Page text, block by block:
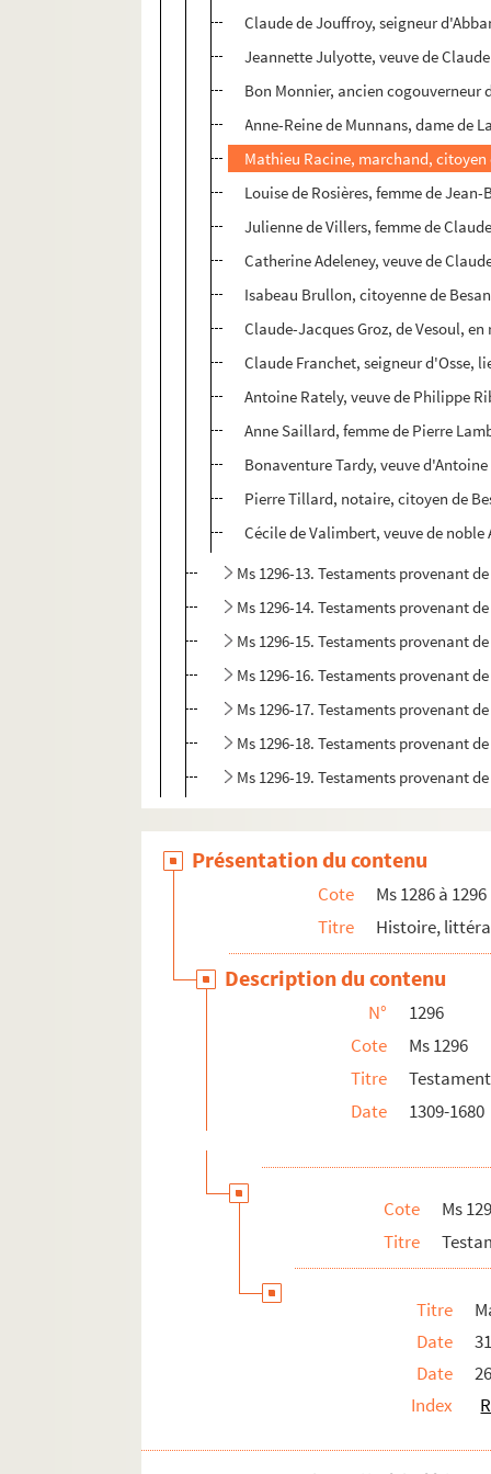
Claude de Jouffroy, seigneur
Jeannette Julyotte, veuve de
Bon Monnier, ancien cogouverneur
Anne-Reine de Munnans, dame de
Mathieu Racine, marchand, citoyen
Louise de Rosières, femme de
Julienne de Villers, femme de
Catherine Adeleney, veuve de
Isabeau Brullon, citoyenne de
Claude-Jacques Groz, de Vesoul,
Claude Franchet, seigneur d'Osse,
Antoine Rately, veuve de Philippe
Anne Saillard, femme de Pierre
Bonaventure Tardy, veuve
Pierre Tillard, notaire, citoyen de
Cécile de Valimbert, veuve de
Ms 1296-13. Testaments provenant
Ms 1296-14. Testaments provenant
Ms 1296-15. Testaments provenant
Ms 1296-16. Testaments provenant
Ms 1296-17. Testaments provenant
Ms 1296-18. Testaments provenant
Ms 1296-19. Testaments provenant
Présentation du contenu
Cote
Ms 1286 à 1296
Titre
Histoire,
Description du contenu
N°
1296
Cote
Ms 1296
Titre
Date
1309-1680
Cote
Ms
Titre
Titre
Date
Date
Index